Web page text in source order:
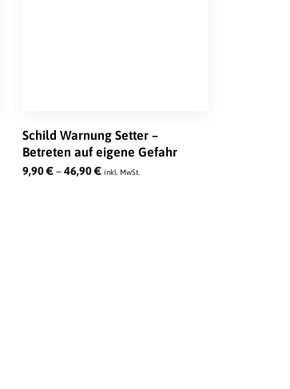
Schild Warnung Setter –
Betreten auf eigene Gefahr
9,90€–46,90€ inkl. MwSt.